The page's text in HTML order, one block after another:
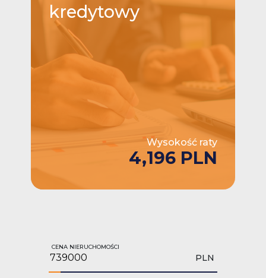
kredytowy
Wysokość raty
4,196 PLN
CENA NIERUCHOMOŚCI
PLN